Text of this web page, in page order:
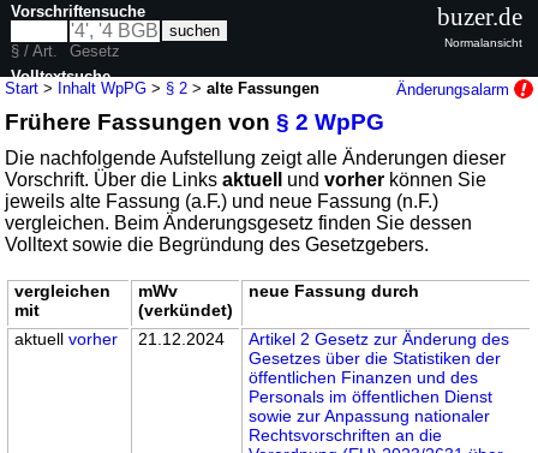
Start > Inhalt WpPG > § 2 >alte Fassungen Änderungsalarm
Frühere Fassungen von§ 2 WpPG
Die nachfolgende Aufstellung zeigt alle Änderungen dieser
Vorschrift. Über die Linksaktuell undvorher können Sie
jeweils alte Fassung (a.F.) und neue Fassung (n.F.)
vergleichen. Beim Änderungsgesetz finden Sie dessen
Volltext sowie die Begründung des Gesetzgebers.
vergleichen
mit
mWv
(verkündet)
neue Fassung durch
aktuellvorher 21.12.2024
Artikel 2 Gesetz zur Änderung des
Gesetzes über die Statistiken der
öffentlichen Finanzen und des
Personals im öffentlichen Dienst
sowie zur Anpassung nationaler
Rechtsvorschriften an die
Vorschriftensuche
§ / Art.
Gesetz
Volltextsuche
nur in WpPG
buzer.de
Normalansicht